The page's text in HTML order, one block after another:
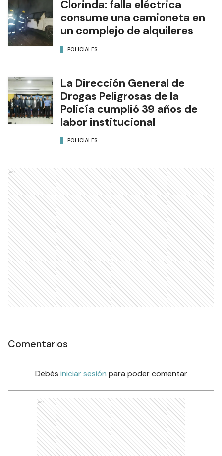
Clorinda: falla eléctrica
consume una camioneta en
un complejo de alquileres
POLICIALES
La Dirección General de
Drogas Peligrosas de la
Policía cumplió 39 años de
labor institucional
POLICIALES
Ads
Comentarios
Debés iniciar sesión para poder comentar
Ads